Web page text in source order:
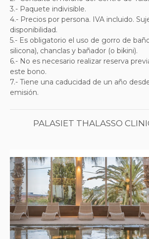
3.- Paquete indivisible.
4.- Precios por persona. IVA incluido.
disponibilidad.
5.- Es obligatorio el uso de gorro de
silicona), chanclas y bañador (o bikini).
6.- No es necesario realizar reserva
este bono.
7.- Tiene una caducidad de un año
emisión.
PALASIET THALASSO
Previous